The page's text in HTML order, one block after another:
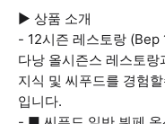
▶ 상품 소개
- 12시즌 레스토랑 (Bep
다낭 올시즌스 레스토
지식 및 씨푸드를 경험
입니다.